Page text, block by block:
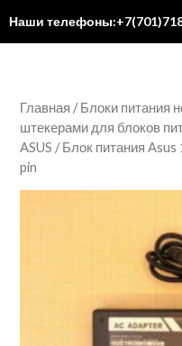
Наши
Главная /Блоки питания
штекерами для блоков
ASUS / Блок питания
pin